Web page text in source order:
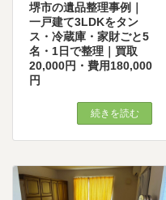
堺市の遺品整理事例｜
一戸建て3LDKをタン
ス・冷蔵庫・家財ごと5
名・1日で整理｜買取
20,000円・費用180,000
円
続きを読む